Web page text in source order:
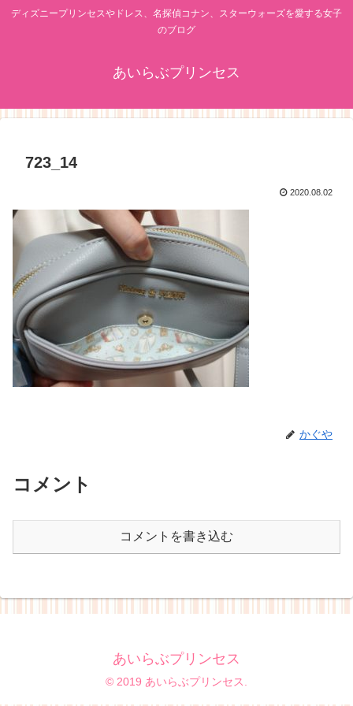
ディズニープリンセスやドレス、名探偵コナン、スターウォーズを愛する女子
のブログ
あいらぶプリンセス
723_14
2020.08.02
かぐや
コメント
コメントを書き込む
あいらぶプリンセス
© 2019 あいらぶプリンセス.